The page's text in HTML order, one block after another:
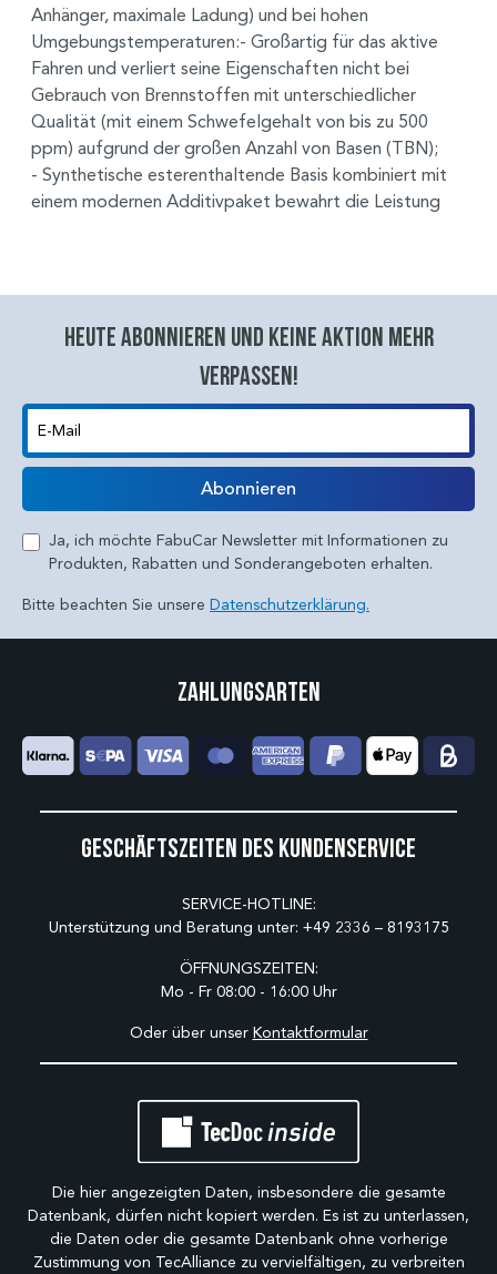
Anhänger, maximale Ladung) und bei hohen
Umgebungstemperaturen:- Großartig für das aktive
Fahren und verliert seine Eigenschaften nicht bei
Gebrauch von Brennstoffen mit unterschiedlicher
Qualität (mit einem Schwefelgehalt von bis zu 500
ppm) aufgrund der großen Anzahl von Basen (TBN);
- Synthetische esterenthaltende Basis kombiniert mit
einem modernen Additivpaket bewahrt die Leistung
Heute abonnieren und keine aktion mehr
verpassen!
E-Mail
Abonnieren
Ja, ich möchte FabuCar Newsletter mit Informationen zu
Produkten, Rabatten und Sonderangeboten erhalten.
Bitte beachten Sie unsere Datenschutzerklärung.
Geschäftszeiten des Kundenservice
SERVICE-HOTLINE:
Unterstützung und Beratung unter: +49 2336 – 8193175
ÖFFNUNGSZEITEN:
Mo - Fr 08:00 - 16:00 Uhr
Oder über unser Kontaktformular
Zahlungsarten
Die hier angezeigten Daten, insbesondere die gesamte
Datenbank, dürfen nicht kopiert werden. Es ist zu unterlassen,
die Daten oder die gesamte Datenbank ohne vorherige
Zustimmung von TecAlliance zu vervielfältigen, zu verbreiten